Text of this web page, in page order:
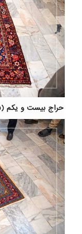
حراج بیست و یکم (۱۵)